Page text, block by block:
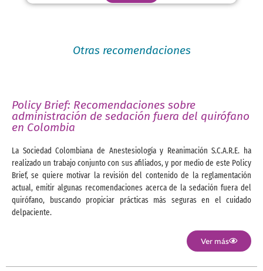
Otras recomendaciones
Policy Brief: Recomendaciones sobre
administración de sedación fuera del quirófano
en Colombia
La Sociedad Colombiana de Anestesiología y Reanimación S.C.A.R.E. ha
realizado un trabajo conjunto con sus afiliados, y por medio de este Policy
Brief, se quiere motivar la revisión del contenido de la reglamentación
actual, emitir algunas recomendaciones acerca de la sedación fuera del
quirófano, buscando propiciar prácticas más seguras en el cuidado
delpaciente.
Ver más